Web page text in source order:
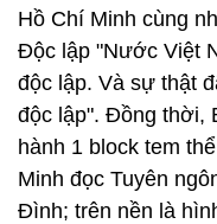
Hồ Chí Minh cùng
Độc lập "Nước Việt
độc lập. Và sự thật
độc lập". Đồng thời,
hành 1 block tem
Minh đọc Tuyên
Đình; trên nền là